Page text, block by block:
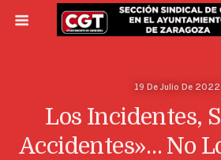
19 De Julio De 2022
Los Incidentes,
Accidentes»… No